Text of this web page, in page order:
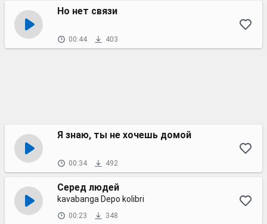
Но нет связи
00:44 403
Я знаю, ты не хочешь домой
00:34 492
Серед людей
kavabanga Depo kolibri
00:23 348